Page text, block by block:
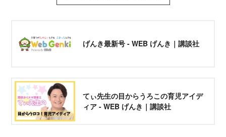
げんき最新号 - WEB げんき｜講談社
てぃ先生の目からうろこの育児アイデ
ィア - WEB げんき｜講談社